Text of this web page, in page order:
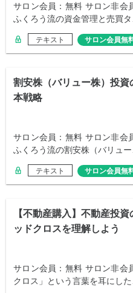
サロン会員：無料 サロン非会
ふくろう流の資金管理と売買タ
テキスト サロン会員無
割安株（バリュー株）投資
本戦略
サロン会員：無料 サロン非会
ふくろう流の割安株（バリュー
テキスト サロン会員無
【不動産購入】不動産投資
ッドクロスを理解しよう
サロン会員：無料 サロン非会
クロス」という言葉を耳にした